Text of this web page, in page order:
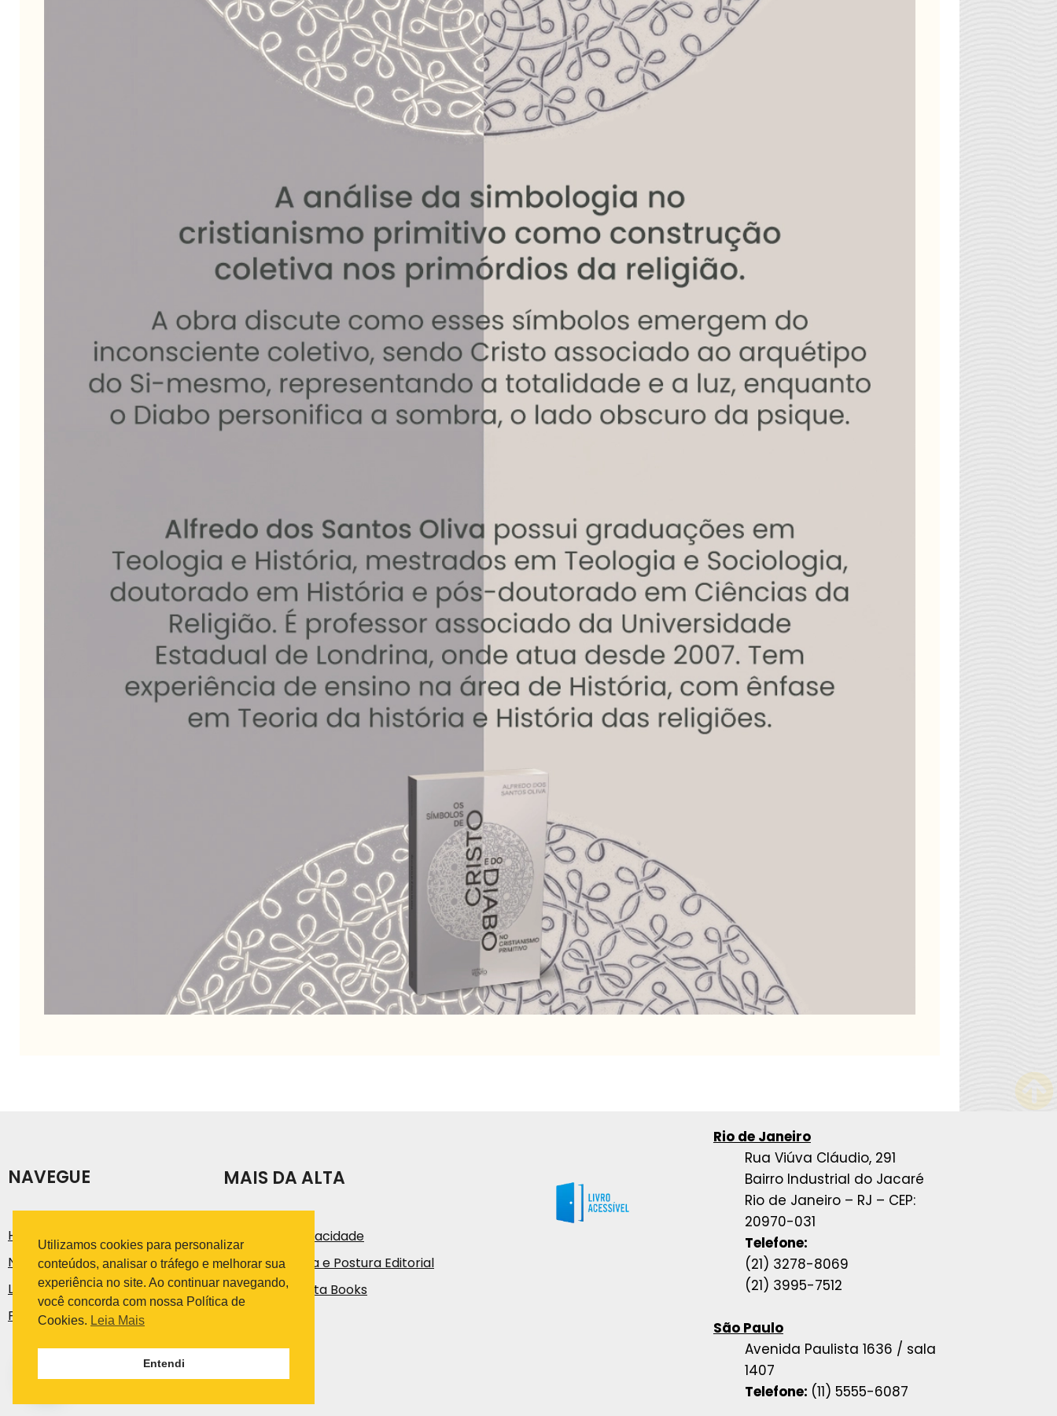
NAVEGUE
História
Notícias e Artigos
Loja
Fale Conosco
MAIS DA ALTA
Política de Privacidade
Código de Ética e Postura Editorial
Trabalhe na Alta Books
Rio de Janeiro
Rua Viúva Cláudio, 291
Bairro Industrial do Jacaré
Rio de Janeiro – RJ – CEP:
20970-031
Telefone:
(21) 3278-8069
(21) 3995-7512
São Paulo
Avenida Paulista 1636 / sala
1407
Telefone: (11) 5555-6087
Utilizamos cookies para personalizar
conteúdos, analisar o tráfego e melhorar sua
experiência no site. Ao continuar navegando,
você concorda com nossa Política de
Cookies. Leia Mais
Entendi